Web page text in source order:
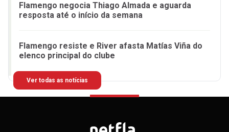
Flamengo negocia Thiago Almada e aguarda
resposta até o início da semana
Flamengo resiste e River afasta Matías Viña do
elenco principal do clube
Ver todas as notícias